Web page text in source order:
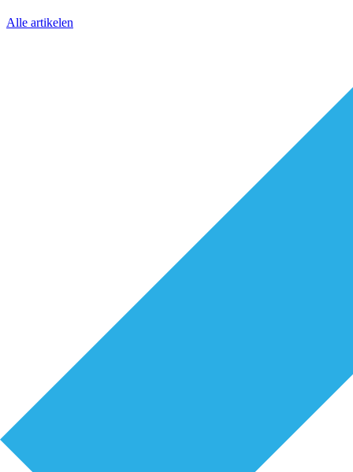
Alle artikelen